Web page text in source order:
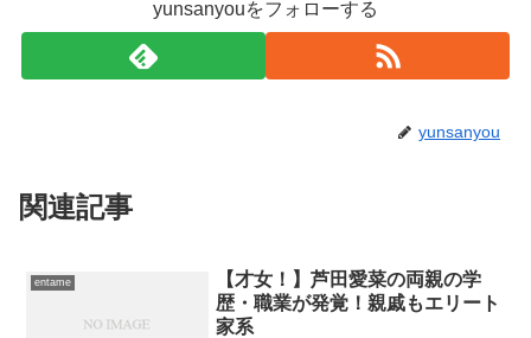
yunsanyouをフォローする
yunsanyou
関連記事
entame
【才女！】芦田愛菜の両親の学
歴・職業が発覚！親戚もエリート
家系